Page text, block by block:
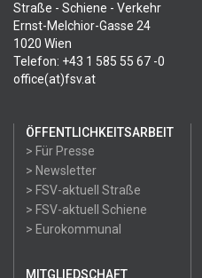
Straße - Schiene - Verkehr
Ernst-Melchior-Gasse 24
1020 Wien
Telefon: +43 1 585 55 67 -0
office(at)fsv.at
ÖFFENTLICHKEITSARBEIT
> Für Presse
> Newsletter
> FSV-aktuell Straße
> FSV-aktuell Schiene
> Eurokommunal
MITGLIEDSCHAFT